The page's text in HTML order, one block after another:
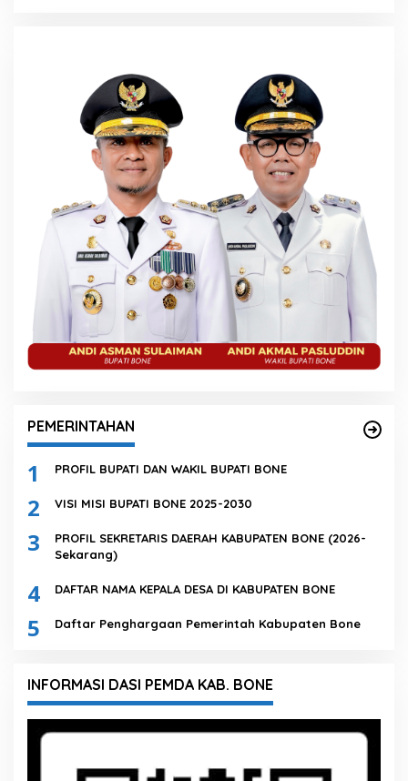
PEMERINTAHAN
1 PROFIL BUPATI DAN WAKIL BUPATI BONE
2 VISI MISI BUPATI BONE 2025-2030
3
PROFIL SEKRETARIS DAERAH KABUPATEN BONE (2026-
Sekarang)
4 DAFTAR NAMA KEPALA DESA DI KABUPATEN BONE
5 Daftar Penghargaan Pemerintah Kabupaten Bone
INFORMASI DASI PEMDA KAB. BONE